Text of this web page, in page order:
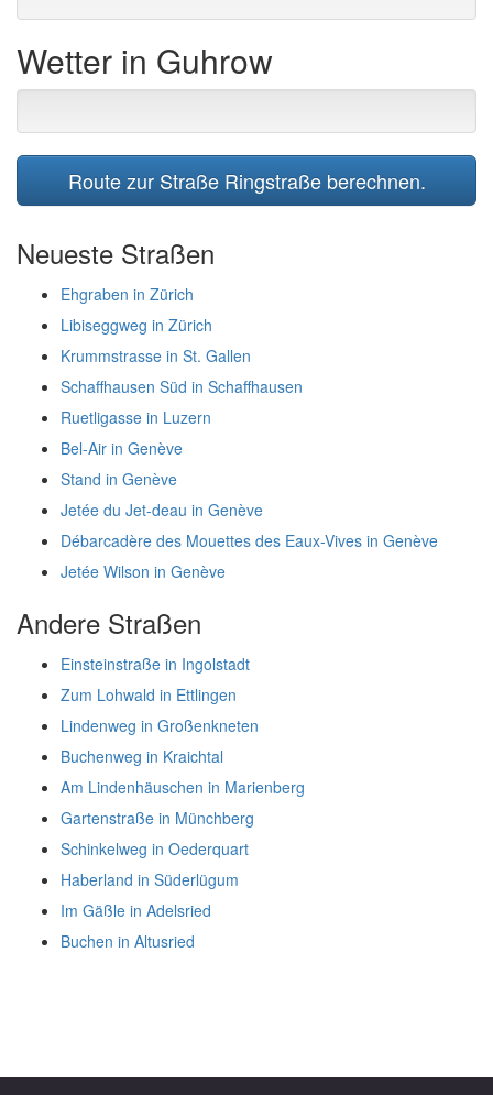
Wetter in Guhrow
Route zur Straße Ringstraße berechnen.
Neueste Straßen
Ehgraben in Zürich
Libiseggweg in Zürich
Krummstrasse in St. Gallen
Schaffhausen Süd in Schaffhausen
Ruetligasse in Luzern
Bel-Air in Genève
Stand in Genève
Jetée du Jet-deau in Genève
Débarcadère des Mouettes des Eaux-Vives in Genève
Jetée Wilson in Genève
Andere Straßen
Einsteinstraße in Ingolstadt
Zum Lohwald in Ettlingen
Lindenweg in Großenkneten
Buchenweg in Kraichtal
Am Lindenhäuschen in Marienberg
Gartenstraße in Münchberg
Schinkelweg in Oederquart
Haberland in Süderlügum
Im Gäßle in Adelsried
Buchen in Altusried